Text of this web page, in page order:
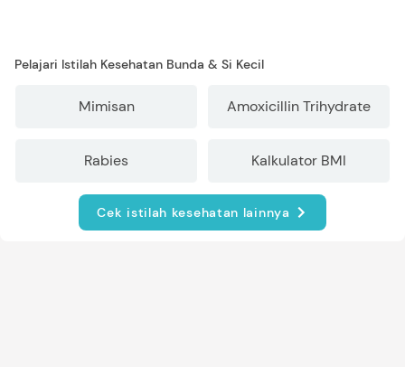
Pelajari Istilah Kesehatan Bunda & Si Kecil
Mimisan Amoxicillin Trihydrate
Rabies Kalkulator BMI
Cek istilah kesehatan lainnya